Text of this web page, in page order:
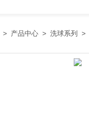
> 产品中心 > 洗球系列 >